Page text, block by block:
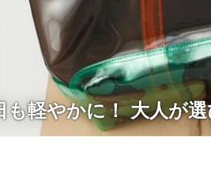
も軽やかに！ 大人が